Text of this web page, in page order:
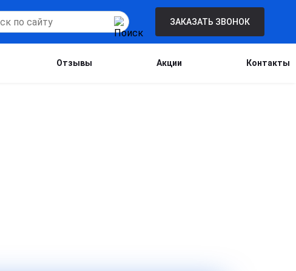
ЗАКАЗАТЬ ЗВОНОК
Отзывы Акции Контакты